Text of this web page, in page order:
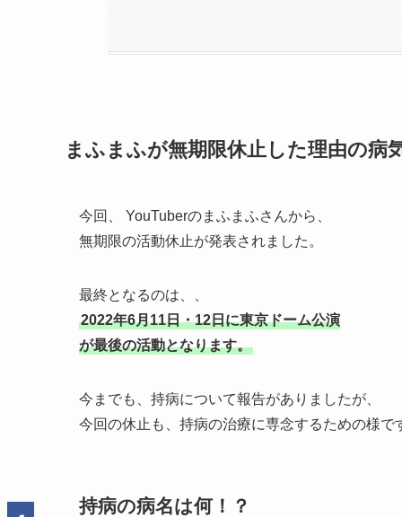
まふまふが無期限休止した理由の病
今回、 YouTuberのまふまふさんから、
無期限の活動休止が発表されました。
最終となるのは、、
2022年6月11日・12日に東京ドーム公演
が最後の活動となります。
今までも、持病について報告がありましたが、
今回の休止も、持病の治療に専念するための様で
持病の病名は何！？